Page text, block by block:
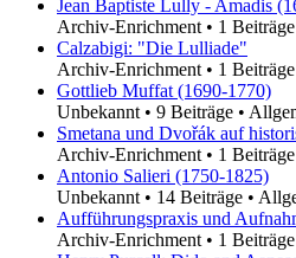
Jean Baptiste Lully - Amadis
Archiv-Enrichment • 1 Beiträge
Calzabigi: "Die Lulliade"
Archiv-Enrichment • 1 Beiträge
Gottlieb Muffat (1690-1770)
Unbekannt • 9 Beiträge •
Smetana und Dvořák auf
Archiv-Enrichment • 1 Beiträge
Antonio Salieri (1750-1825)
Unbekannt • 14 Beiträge •
Aufführungspraxis und
Archiv-Enrichment • 1 Beiträge